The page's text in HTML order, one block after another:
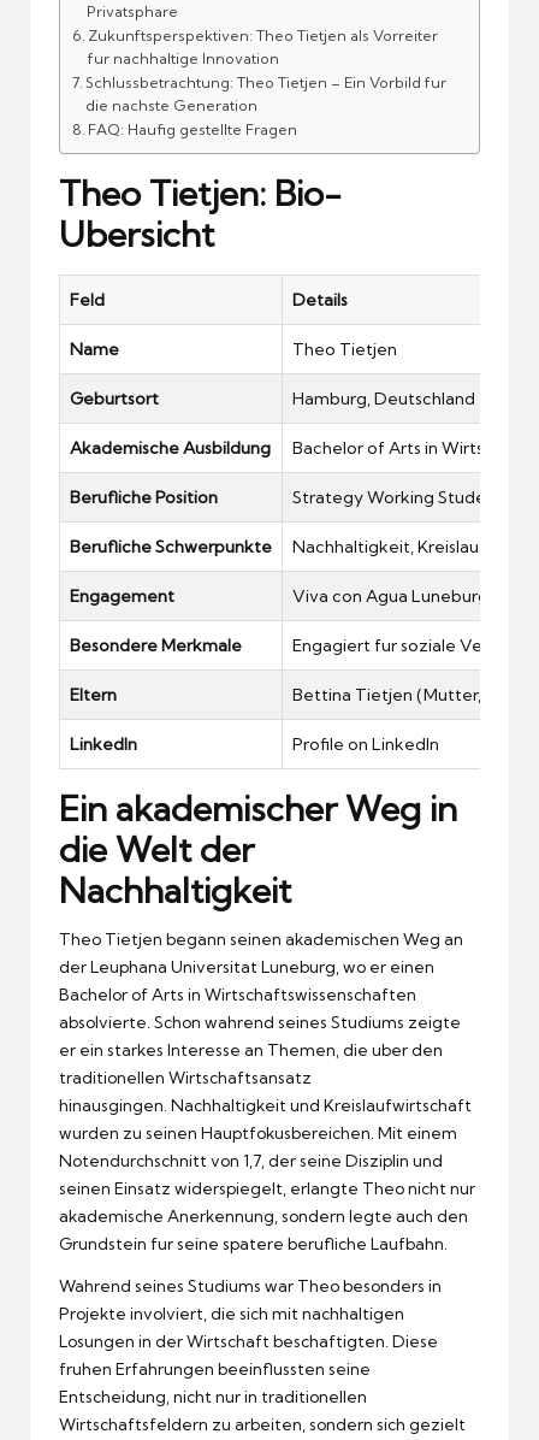
Privatsphare
Zukunftsperspektiven: Theo Tietjen als Vorreiter
fur nachhaltige Innovation
Schlussbetrachtung: Theo Tietjen – Ein Vorbild fur
die nachste Generation
FAQ: Haufig gestellte Fragen
Theo Tietjen: Bio-
Ubersicht
Feld Details
Name Theo Tietjen
Geburtsort Hamburg, Deutschland
Akademische Ausbildung Bachelor of Arts in
Berufliche Position Strategy Working Student bei
Berufliche Schwerpunkte Nachhaltigkeit,
Engagement Viva con Agua Luneburg
Besondere Merkmale Engagiert fur soziale
Eltern Bettina Tietjen (Mutter,
LinkedIn Profile on LinkedIn
Ein akademischer Weg in
die Welt der
Nachhaltigkeit
Theo Tietjen begann seinen akademischen Weg an
der Leuphana Universitat Luneburg, wo er einen
Bachelor of Arts in Wirtschaftswissenschaften
absolvierte. Schon wahrend seines Studiums zeigte
er ein starkes Interesse an Themen, die uber den
traditionellen Wirtschaftsansatz
hinausgingen. Nachhaltigkeit und Kreislaufwirtschaft
wurden zu seinen Hauptfokusbereichen. Mit einem
Notendurchschnitt von 1,7, der seine Disziplin und
seinen Einsatz widerspiegelt, erlangte Theo nicht nur
akademische Anerkennung, sondern legte auch den
Grundstein fur seine spatere berufliche Laufbahn.
Wahrend seines Studiums war Theo besonders in
Projekte involviert, die sich mit nachhaltigen
Losungen in der Wirtschaft beschaftigten. Diese
fruhen Erfahrungen beeinflussten seine
Entscheidung, nicht nur in traditionellen
Wirtschaftsfeldern zu arbeiten, sondern sich gezielt